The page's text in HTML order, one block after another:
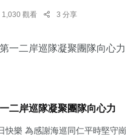
1,030 觀看 3 分享
二岸巡隊凝聚團隊向心力
快樂 為感謝海巡同仁平時堅守崗